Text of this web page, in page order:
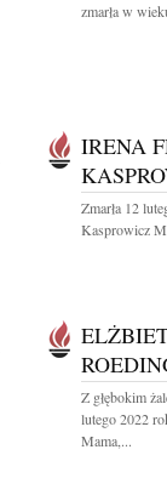
zmarła w
IRENA
Zmarła 12
Kasprowicz
Z głębokim
lutego 2022
Mama,...